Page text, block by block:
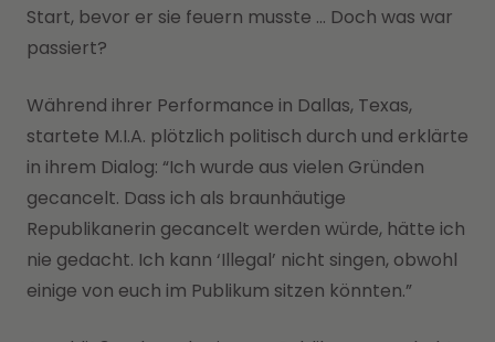
Start, bevor er sie feuern musste … Doch was war
passiert?
Während ihrer Performance in Dallas, Texas,
startete M.I.A. plötzlich politisch durch und erklärte
in ihrem Dialog: “Ich wurde aus vielen Gründen
gecancelt. Dass ich als braunhäutige
Republikanerin gecancelt werden würde, hätte ich
nie gedacht. Ich kann ‘Illegal’ nicht singen, obwohl
einige von euch im Publikum sitzen könnten.”